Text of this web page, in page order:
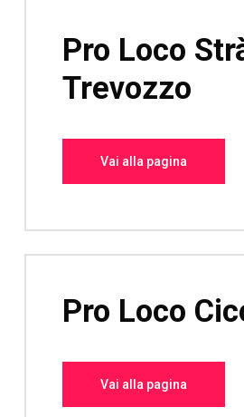
Pro Loco
Trevozzo
Vai alla pagina
Pro Loco
Vai alla pagina